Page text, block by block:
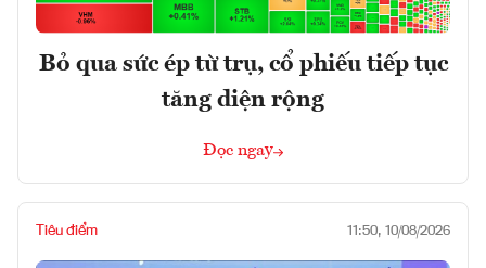
Bỏ qua sức ép từ trụ, cổ phiếu tiếp tục
tăng diện rộng
Đọc ngay
Tiêu điểm 11:50, 10/08/2026